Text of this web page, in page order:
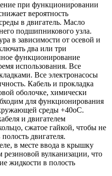
при функционировании
вероятность
в двигатель. Масло
подшипникового узла.
в зависимости от осевой и
два или три
функционирование
использования. Все
Все электронасосы
Кабель и прокладка
оболочке, химически
для функционирования
среды +40оС.
и двигателем
сжатое гайкой, чтобы не
двигателя.
в месте ввода в крышку
вулканизации, что
жидкости в полость